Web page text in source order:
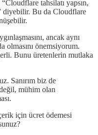
tahsilatı yapsın,
diyebilir. Bu da Cloudflare
ancak aynı
olmasını önemsiyorum.
Bunu üretenlerin mutlaka
Sanırım biz de
mühim olan
için ücret ödemesi